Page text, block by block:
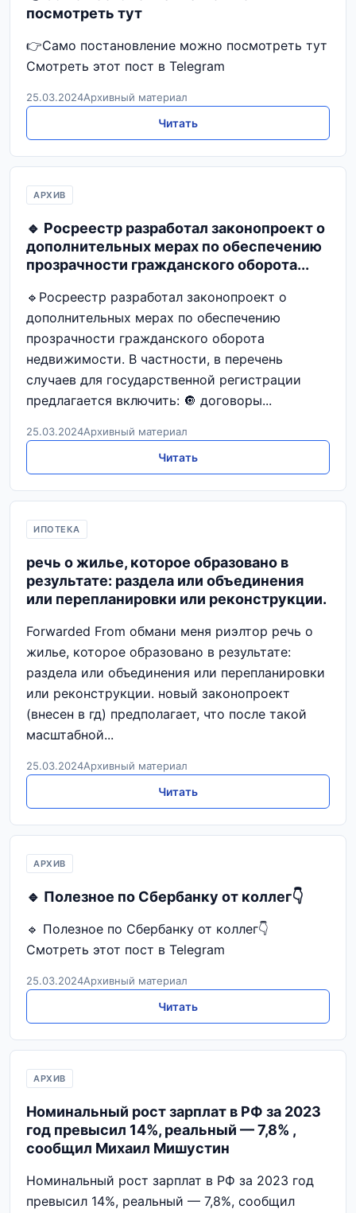
посмотреть тут
👉Само постановление можно посмотреть тут
Смотреть этот пост в Telegram
25.03.2024Архивный материал
Читать
АРХИВ
🔹 Росреестр разработал законопроект о
дополнительных мерах по обеспечению
прозрачности гражданского оборота...
🔹Росреестр разработал законопроект о
дополнительных мерах по обеспечению
прозрачности гражданского оборота
недвижимости. В частности, в перечень
случаев для государственной регистрации
предлагается включить: 🔘 договоры...
25.03.2024Архивный материал
Читать
ИПОТЕКА
речь о жилье, которое образовано в
результате: раздела или объединения
или перепланировки или реконструкции.
Forwarded From обмани меня риэлтор речь о
жилье, которое образовано в результате:
раздела или объединения или перепланировки
или реконструкции. новый законопроект
(внесен в гд) предполагает, что после такой
масштабной...
25.03.2024Архивный материал
Читать
АРХИВ
🔹 Полезное по Сбербанку от коллег👇
🔹 Полезное по Сбербанку от коллег👇
Смотреть этот пост в Telegram
25.03.2024Архивный материал
Читать
АРХИВ
Номинальный рост зарплат в РФ за 2023
год превысил 14%, реальный — 7,8% ,
сообщил Михаил Мишустин
Номинальный рост зарплат в РФ за 2023 год
превысил 14%, реальный — 7,8%, сообщил